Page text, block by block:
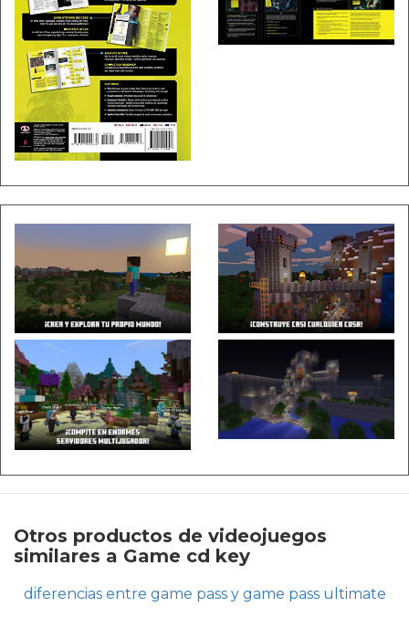
Otros productos de videojuegos
similares a Game cd key
diferencias entre game pass y game pass ultimate